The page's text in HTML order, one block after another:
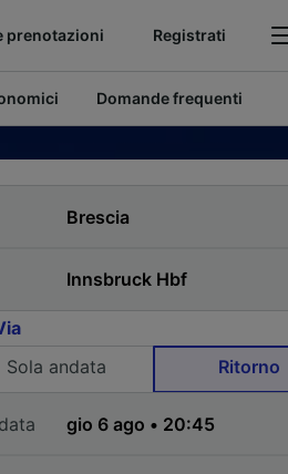
prenotazioni Registrati
Domande frequenti
Sola andata
Ritorno